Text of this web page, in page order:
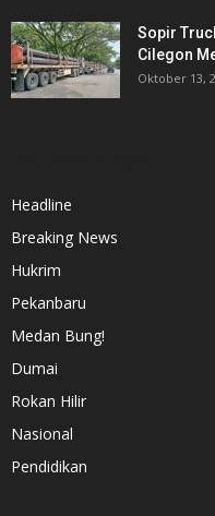
Sopir
Cilegon
Oktober 13,
Headline
Breaking News
Hukrim
Pekanbaru
Medan Bung!
Dumai
Rokan Hilir
Nasional
Pendidikan